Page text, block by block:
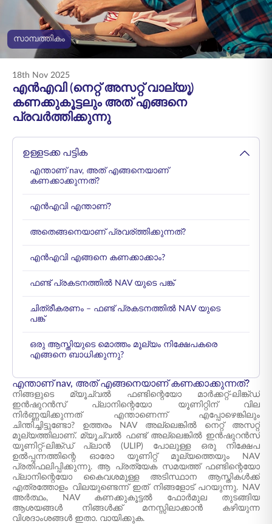
ENGLISH
ഓൺലൈനായി
വാങ്ങുക
പ്രീമിയം അടയ്ക്കുക
സാമ്പത്തികം
18th Nov 2025
എൻഎവി (നെറ്റ് അസറ്റ് വാല്യൂ)
കണക്കുകൂട്ടലും അത് എങ്ങനെ
പ്രവർത്തിക്കുന്നു
ഉള്ളടക്ക പട്ടിക
എന്താണ് nav, അത് എങ്ങനെയാണ്
കണക്കാക്കുന്നത്?
എൻഎവി എന്താണ്?
അതെങ്ങനെയാണ് പ്രവര്ത്തിക്കുന്നത്?
എൻഎവി എങ്ങനെ കണക്കാക്കാം?
ഫണ്ട് പ്രകടനത്തിൽ NAV യുടെ പങ്ക്
ചിത്രീകരണം – ഫണ്ട് പ്രകടനത്തിൽ NAV യുടെ
പങ്ക്
ഒരു ആസ്തിയുടെ മൊത്തം മൂല്യം നിക്ഷേപകരെ
എങ്ങനെ ബാധിക്കുന്നു?
എന്താണ് nav, അത് എങ്ങനെയാണ് കണക്കാക്കുന്നത്?
നിങ്ങളുടെ മ്യൂച്വൽ ഫണ്ടിന്റെയോ മാർക്കറ്റ്-ലിങ്ക്ഡ്
ഇൻഷുറൻസ് പ്ലാനിന്റെയോ യൂണിറ്റിന് വില
നിർണ്ണയിക്കുന്നത് എന്താണെന്ന് എപ്പോഴെങ്കിലും
ചിന്തിച്ചിട്ടുണ്ടോ? ഉത്തരം NAV അല്ലെങ്കിൽ നെറ്റ് അസറ്റ്
മൂല്യത്തിലാണ്. മ്യൂച്വൽ ഫണ്ട് അല്ലെങ്കിൽ ഇൻഷുറൻസ്
യൂണിറ്റ്-ലിങ്ക്ഡ് പ്ലാൻ (ULIP) പോലുള്ള ഒരു നിക്ഷേപ
ഉൽപ്പന്നത്തിന്റെ ഓരോ യൂണിറ്റ് മൂല്യത്തെയും NAV
പ്രതിഫലിപ്പിക്കുന്നു. ആ പ്രത്യേക സമയത്ത് ഫണ്ടിന്റെയോ
പ്ലാനിന്റെയോ കൈവശമുള്ള അടിസ്ഥാന ആസ്തികൾക്ക്
എത്രത്തോളം വിലയുണ്ടെന്ന് ഇത് നിങ്ങളോട് പറയുന്നു. NAV
അർത്ഥം, NAV കണക്കുകൂട്ടൽ ഫോർമുല തുടങ്ങിയ
ആശയങ്ങൾ നിങ്ങൾക്ക് മനസ്സിലാക്കാൻ കഴിയുന്ന
വിശദാംശങ്ങൾ ഇതാ. വായിക്കുക.